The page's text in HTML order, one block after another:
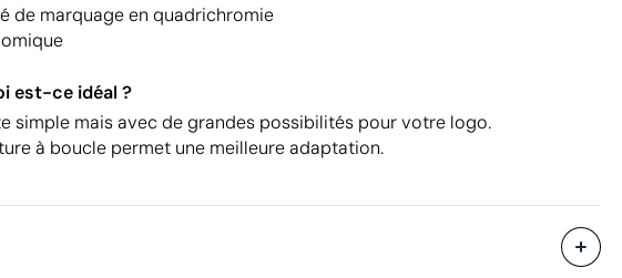
de marquage en quadrichromie
est-ce idéal ?
simple mais avec de grandes possibilités pour votre logo.
à boucle permet une meilleure adaptation.